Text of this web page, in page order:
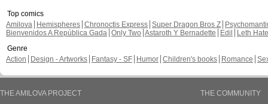
Top comics
Amilova
Hemispheres Chronoctis Express Super Dragon Bros Z
Bienvenidos A República Gada Only Two Astaroth Y Bernadette Edil
Leth Hate
Genre
Action
Design - Artworks Fantasy - SF Humor Children's books Romance
THE AMILOVA PROJECT
THE COMMUNITY